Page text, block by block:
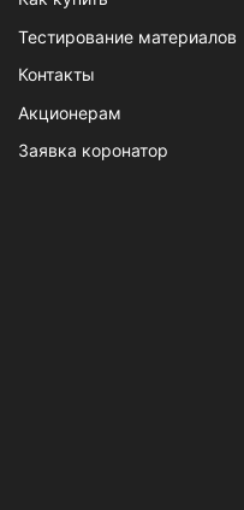
Тестирование материалов
Контакты
Акционерам
Заявка коронатор